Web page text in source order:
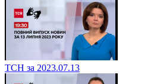
ТСН за 2023.07.13